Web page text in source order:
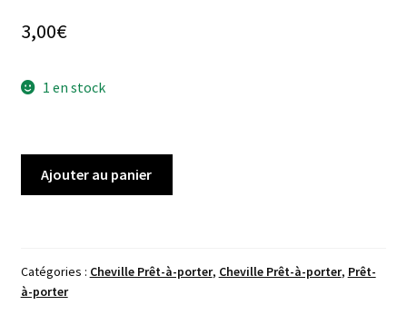
3,00€
1 en stock
Ajouter au panier
Catégories : Cheville Prêt-à-porter, Cheville Prêt-à-porter, Prêt-
à-porter